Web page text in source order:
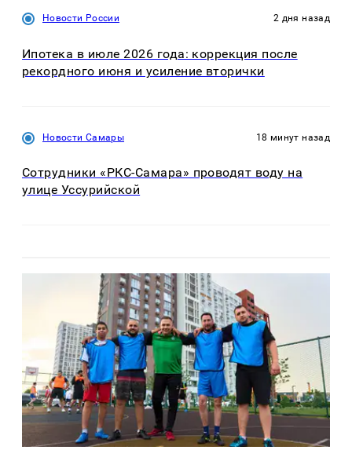
Новости России 2 дня назад
Ипотека в июле 2026 года: коррекция после
рекордного июня и усиление вторички
Новости Самары 18 минут назад
Сотрудники «РКС-Самара» проводят воду на
улице Уссурийской